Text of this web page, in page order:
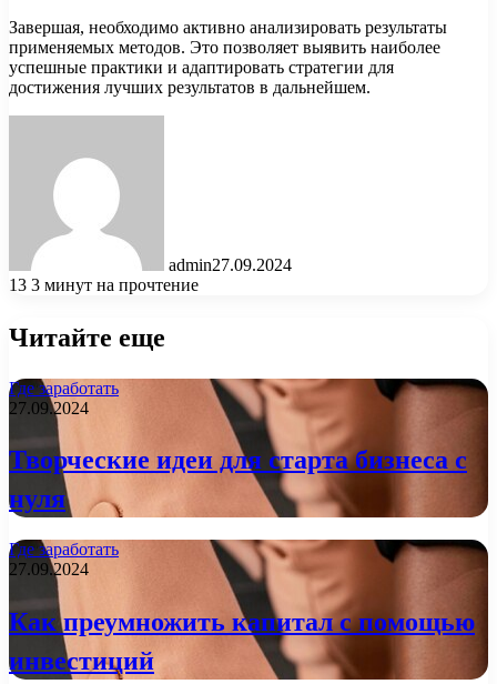
Завершая, необходимо активно анализировать результаты
применяемых методов. Это позволяет выявить наиболее
успешные практики и адаптировать стратегии для
достижения лучших результатов в дальнейшем.
admin27.09.2024
13 3 минут на прочтение
Читайте еще
Где заработать
27.09.2024
Творческие идеи для старта бизнеса с
нуля
Где заработать
27.09.2024
Как преумножить капитал с помощью
инвестиций